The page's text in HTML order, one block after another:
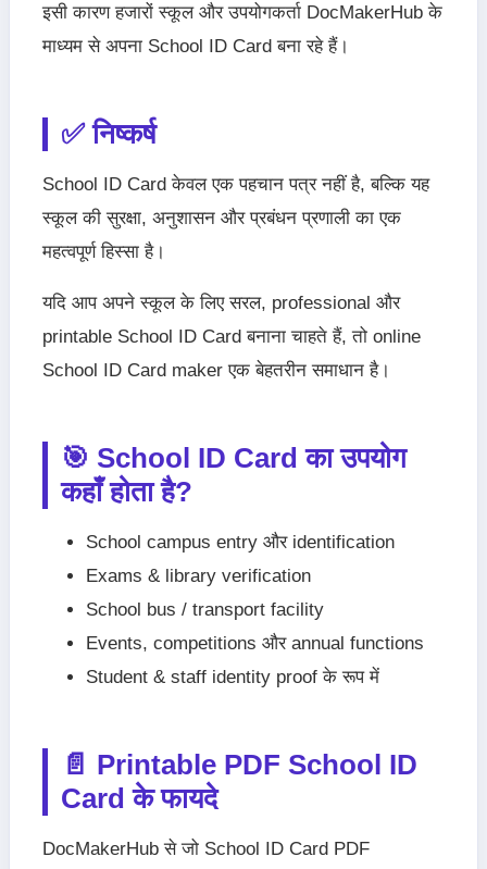
इसी कारण हजारों स्कूल और उपयोगकर्ता DocMakerHub के
माध्यम से अपना School ID Card बना रहे हैं।
✅ निष्कर्ष
School ID Card केवल एक पहचान पत्र नहीं है, बल्कि यह
स्कूल की सुरक्षा, अनुशासन और प्रबंधन प्रणाली का एक
महत्वपूर्ण हिस्सा है।
यदि आप अपने स्कूल के लिए सरल, professional और
printable School ID Card बनाना चाहते हैं, तो online
School ID Card maker एक बेहतरीन समाधान है।
🎯 School ID Card का उपयोग
कहाँ होता है?
School campus entry और identification
Exams & library verification
School bus / transport facility
Events, competitions और annual functions
Student & staff identity proof के रूप में
📄 Printable PDF School ID
Card के फायदे
DocMakerHub से जो School ID Card PDF